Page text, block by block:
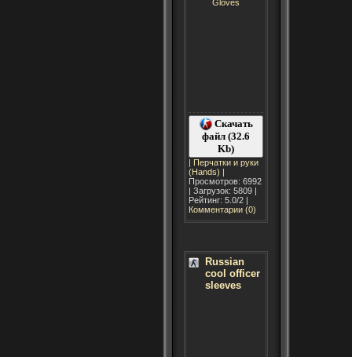
Скачать
файл (32.6
Kb)
| Перчатки и руки
(Hands) |
Просмотров: 6992
| Загрузок: 5809 |
Рейтинг: 5.0/2 |
Комментарии (0)
Russian
cool officer
sleeves